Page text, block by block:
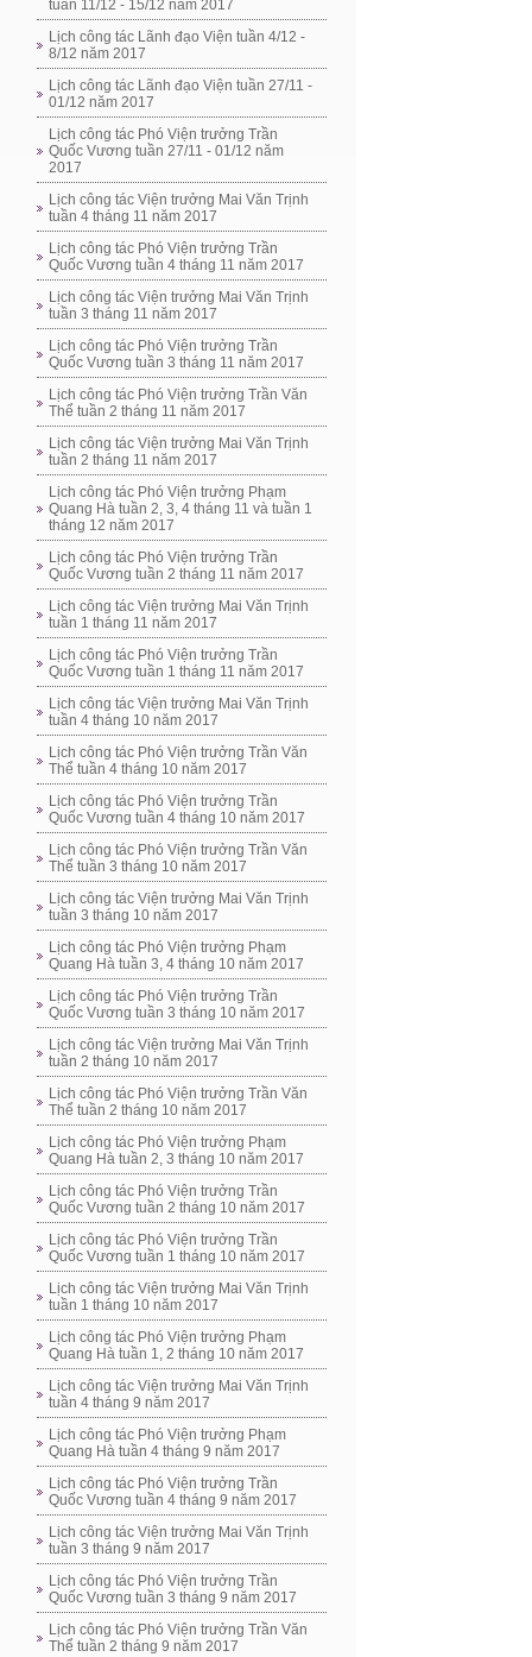
tuần 11/12 - 15/12 năm 2017
Lịch công tác Lãnh đạo Viện tuần 4/12 -
8/12 năm 2017
Lịch công tác Lãnh đạo Viện tuần 27/11 -
01/12 năm 2017
Lịch công tác Phó Viện trưởng Trần
Quốc Vương tuần 27/11 - 01/12 năm
2017
Lịch công tác Viện trưởng Mai Văn Trịnh
tuần 4 tháng 11 năm 2017
Lịch công tác Phó Viện trưởng Trần
Quốc Vương tuần 4 tháng 11 năm 2017
Lịch công tác Viện trưởng Mai Văn Trịnh
tuần 3 tháng 11 năm 2017
Lịch công tác Phó Viện trưởng Trần
Quốc Vương tuần 3 tháng 11 năm 2017
Lịch công tác Phó Viện trưởng Trần Văn
Thể tuần 2 tháng 11 năm 2017
Lịch công tác Viện trưởng Mai Văn Trịnh
tuần 2 tháng 11 năm 2017
Lịch công tác Phó Viện trưởng Phạm
Quang Hà tuần 2, 3, 4 tháng 11 và tuần 1
tháng 12 năm 2017
Lịch công tác Phó Viện trưởng Trần
Quốc Vương tuần 2 tháng 11 năm 2017
Lịch công tác Viện trưởng Mai Văn Trịnh
tuần 1 tháng 11 năm 2017
Lịch công tác Phó Viện trưởng Trần
Quốc Vương tuần 1 tháng 11 năm 2017
Lịch công tác Viện trưởng Mai Văn Trịnh
tuần 4 tháng 10 năm 2017
Lịch công tác Phó Viện trưởng Trần Văn
Thể tuần 4 tháng 10 năm 2017
Lịch công tác Phó Viện trưởng Trần
Quốc Vương tuần 4 tháng 10 năm 2017
Lịch công tác Phó Viện trưởng Trần Văn
Thể tuần 3 tháng 10 năm 2017
Lịch công tác Viện trưởng Mai Văn Trịnh
tuần 3 tháng 10 năm 2017
Lịch công tác Phó Viện trưởng Phạm
Quang Hà tuần 3, 4 tháng 10 năm 2017
Lịch công tác Phó Viện trưởng Trần
Quốc Vương tuần 3 tháng 10 năm 2017
Lịch công tác Viện trưởng Mai Văn Trịnh
tuần 2 tháng 10 năm 2017
Lịch công tác Phó Viện trưởng Trần Văn
Thể tuần 2 tháng 10 năm 2017
Lịch công tác Phó Viện trưởng Phạm
Quang Hà tuần 2, 3 tháng 10 năm 2017
Lịch công tác Phó Viện trưởng Trần
Quốc Vương tuần 2 tháng 10 năm 2017
Lịch công tác Phó Viện trưởng Trần
Quốc Vương tuần 1 tháng 10 năm 2017
Lịch công tác Viện trưởng Mai Văn Trịnh
tuần 1 tháng 10 năm 2017
Lịch công tác Phó Viện trưởng Phạm
Quang Hà tuần 1, 2 tháng 10 năm 2017
Lịch công tác Viện trưởng Mai Văn Trịnh
tuần 4 tháng 9 năm 2017
Lịch công tác Phó Viện trưởng Phạm
Quang Hà tuần 4 tháng 9 năm 2017
Lịch công tác Phó Viện trưởng Trần
Quốc Vương tuần 4 tháng 9 năm 2017
Lịch công tác Viện trưởng Mai Văn Trịnh
tuần 3 tháng 9 năm 2017
Lịch công tác Phó Viện trưởng Trần
Quốc Vương tuần 3 tháng 9 năm 2017
Lịch công tác Phó Viện trưởng Trần Văn
Thể tuần 2 tháng 9 năm 2017